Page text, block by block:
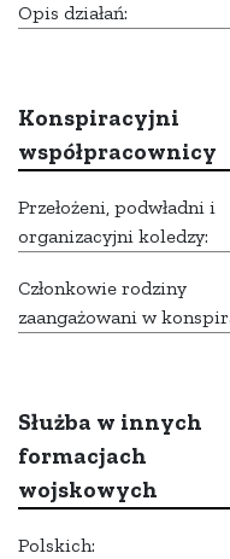
Opis działań:
Konspiracyjni
współpracownicy
Przełożeni, podwładni i
organizacyjni koledzy:
Członkowie rodziny
zaangażowani w
Służba w innych
formacjach
wojskowych
Polskich: